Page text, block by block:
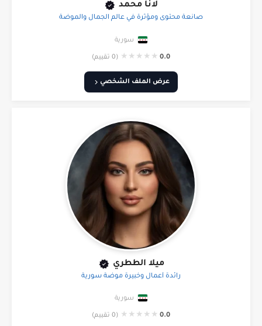
لانا محمد
صانعة محتوى ومؤثرة في عالم الجمال والموضة
سورية
0.0
★
★
★
★
★ (0 تقييم)
عرض الملف الشخصي
ميلا الططري
رائدة أعمال وخبيرة موضة سورية
سورية
0.0
★
★
★
★
★ (0 تقييم)